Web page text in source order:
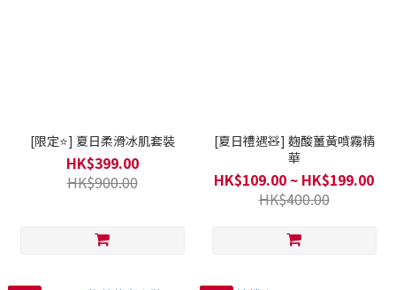
[限定⭐] 夏日柔滑冰肌套裝
HK$399.00
HK$900.00
[夏日禮遇🧸] 麴酸薑黃噴霧精
華
HK$109.00 ~ HK$199.00
HK$400.00